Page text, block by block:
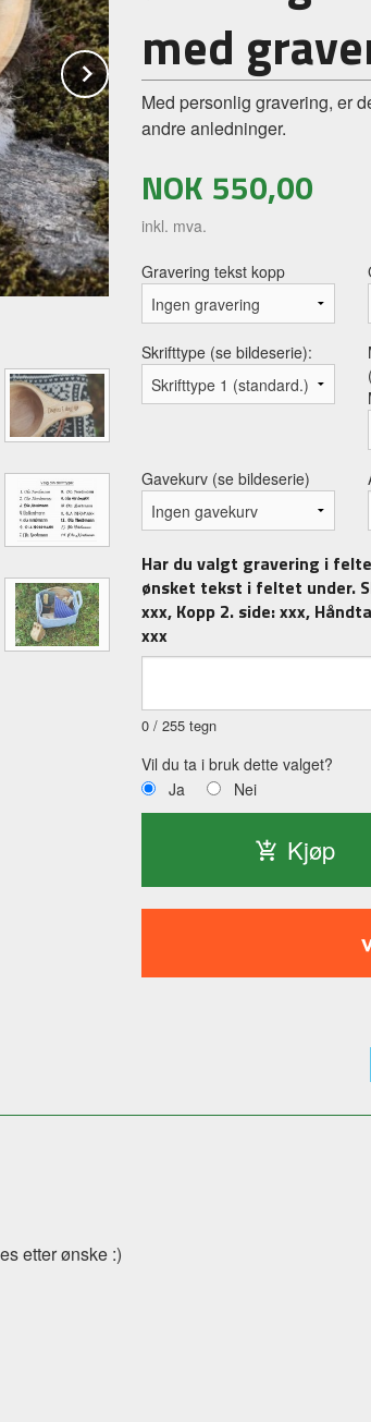
Nextmed
Med personlig gravering, er
andre anledninger.
NOK 550,00
inkl. mva.
Gravering tekst kopp
Skrifttype (se bildeserie):
Gavekurv (se bildeserie)
Har du valgt gravering i
ønsket tekst i feltet under.
xxx, Kopp 2. side: xxx,
xxx
0 / 255 tegn
Vil du ta i bruk dette valget?
Ja
Nei
Kjøp
etter ønske :)